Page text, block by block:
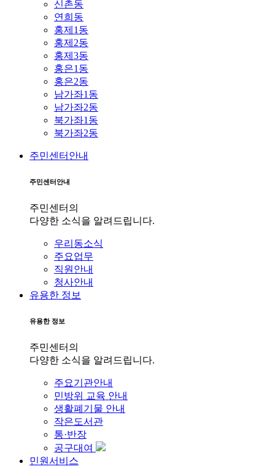
신촌동
연희동
홍제1동
홍제2동
홍제3동
홍은1동
홍은2동
남가좌1동
남가좌2동
북가좌1동
북가좌2동
주민센터안내
주민센터안내
주민센터의
다양한 소식을 알려드립니다.
우리동소식
주요업무
직원안내
청사안내
유용한 정보
유용한 정보
주민센터의
다양한 소식을 알려드립니다.
주요기관안내
민방위 교육 안내
생활폐기물 안내
작은도서관
통·반장
공구대여
민원서비스